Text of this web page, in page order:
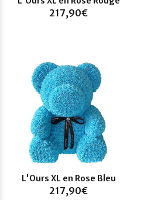
217,90€
L'Ours XL en Rose Bleu
217,90€